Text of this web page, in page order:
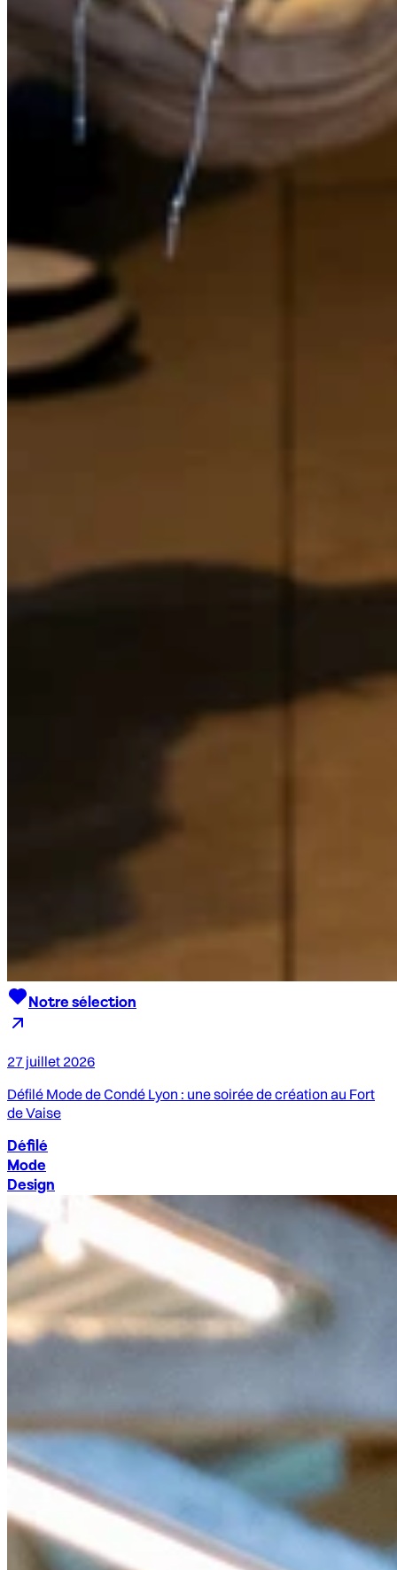
Notre sélection
27 juillet 2026
Défilé Mode de Condé Lyon : une soirée de création au Fort
de Vaise
Défilé
Mode
Design